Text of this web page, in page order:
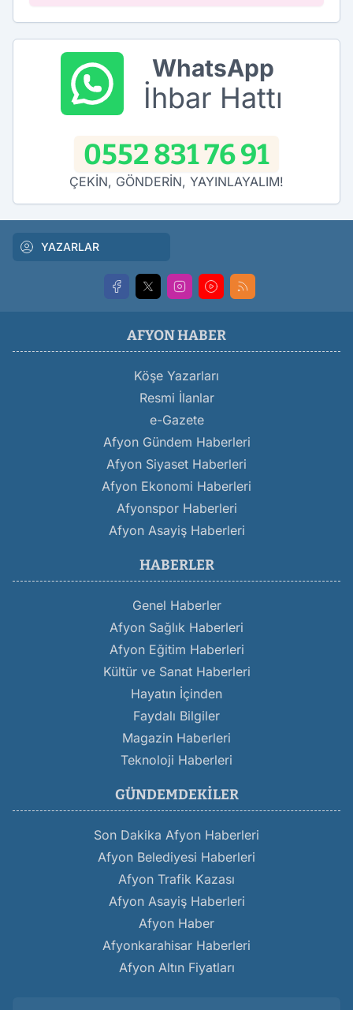
WhatsApp
İhbar Hattı
0552 831 76 91
ÇEKİN, GÖNDERİN, YAYINLAYALIM!
YAZARLAR
AFYON HABER
Köşe Yazarları
Resmi İlanlar
e-Gazete
Afyon Gündem Haberleri
Afyon Siyaset Haberleri
Afyon Ekonomi Haberleri
Afyonspor Haberleri
Afyon Asayiş Haberleri
HABERLER
Genel Haberler
Afyon Sağlık Haberleri
Afyon Eğitim Haberleri
Kültür ve Sanat Haberleri
Hayatın İçinden
Faydalı Bilgiler
Magazin Haberleri
Teknoloji Haberleri
GÜNDEMDEKILER
Son Dakika Afyon Haberleri
Afyon Belediyesi Haberleri
Afyon Trafik Kazası
Afyon Asayiş Haberleri
Afyon Haber
Afyonkarahisar Haberleri
Afyon Altın Fiyatları